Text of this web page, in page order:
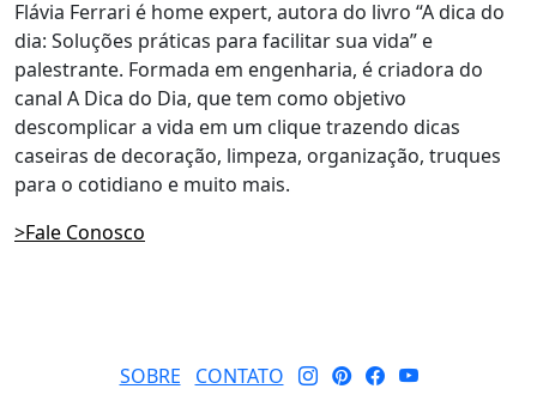
Flávia Ferrari é home expert, autora do livro “A dica do
dia: Soluções práticas para facilitar sua vida” e
palestrante. Formada em engenharia, é criadora do
canal A Dica do Dia, que tem como objetivo
descomplicar a vida em um clique trazendo dicas
caseiras de decoração, limpeza, organização, truques
para o cotidiano e muito mais.
>Fale Conosco
SOBRE
CONTATO